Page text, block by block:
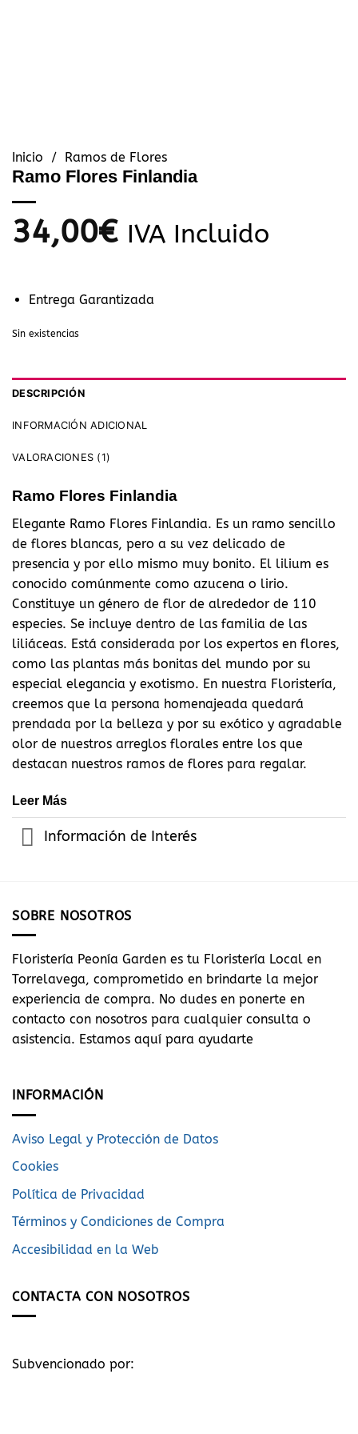
Inicio / Ramos de Flores
Ramo Flores Finlandia
34,00€ IVA Incluido
Entrega Garantizada
Sin existencias
DESCRIPCIÓN
INFORMACIÓN ADICIONAL
VALORACIONES (1)
Ramo Flores Finlandia
Elegante Ramo Flores Finlandia. Es un ramo sencillo
de flores blancas, pero a su vez delicado de
presencia y por ello mismo muy bonito. El lilium es
conocido comúnmente como azucena o lirio.
Constituye un género de flor de alrededor de 110
especies. Se incluye dentro de las familia de las
liliáceas. Está considerada por los expertos en flores,
como las plantas más bonitas del mundo por su
especial elegancia y exotismo. En nuestra Floristería,
creemos que la persona homenajeada quedará
prendada por la belleza y por su exótico y agradable
olor de nuestros arreglos florales entre los que
destacan nuestros ramos de flores para regalar.
Leer Más
Información de Interés
SOBRE NOSOTROS
Floristería Peonía Garden es tu Floristería Local en
Torrelavega, comprometido en brindarte la mejor
experiencia de compra. No dudes en ponerte en
contacto con nosotros para cualquier consulta o
asistencia. Estamos aquí para ayudarte
INFORMACIÓN
Aviso Legal y Protección de Datos
Cookies
Política de Privacidad
Términos y Condiciones de Compra
Accesibilidad en la Web
CONTACTA CON NOSOTROS
Subvencionado por: